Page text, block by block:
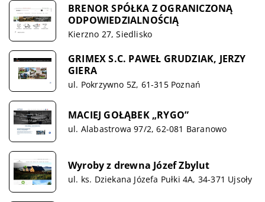
BRENOR SPÓŁKA Z OGRANICZONĄ
ODPOWIEDZIALNOŚCIĄ
Kierzno 27, Siedlisko
GRIMEX S.C. PAWEŁ GRUDZIAK, JERZY
GIERA
ul. Pokrzywno 5Z, 61-315 Poznań
MACIEJ GOŁĄBEK „RYGO”
ul. Alabastrowa 97/2, 62-081 Baranowo
Wyroby z drewna Józef Zbylut
ul. ks. Dziekana Józefa Pułki 4A, 34-371 Ujsoły